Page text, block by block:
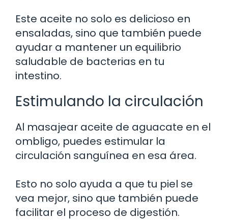
Este aceite no solo es delicioso en
ensaladas, sino que también puede
ayudar a mantener un equilibrio
saludable de bacterias en tu
intestino.
Estimulando la circulación
Al masajear aceite de aguacate en el
ombligo, puedes estimular la
circulación sanguínea en esa área.
Esto no solo ayuda a que tu piel se
vea mejor, sino que también puede
facilitar el proceso de digestión.